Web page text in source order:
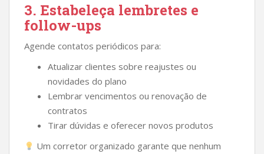
3. Estabeleça lembretes e
follow-ups
Agende contatos periódicos para:
Atualizar clientes sobre reajustes ou
novidades do plano
Lembrar vencimentos ou renovação de
contratos
Tirar dúvidas e oferecer novos produtos
Um corretor organizado garante que nenhum